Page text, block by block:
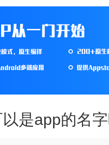
是app的名